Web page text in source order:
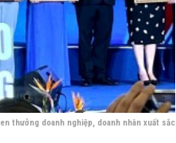
thưởng doanh nghiệp, doanh nhân xuất sắc